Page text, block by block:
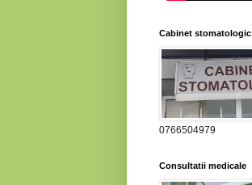
Cabinet stomatologic
0766504979
Consultatii medicale